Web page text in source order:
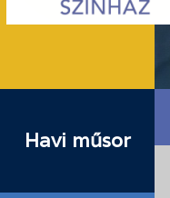
Havi műsor